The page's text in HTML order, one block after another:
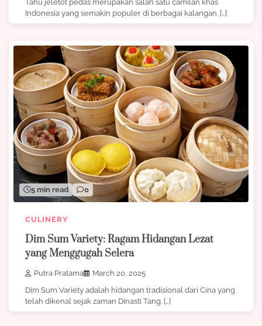
Tahu jeletot pedas merupakan salah satu camilan khas
Indonesia yang semakin populer di berbagai kalangan. […]
5 min read 0
CULINERY
Dim Sum Variety: Ragam Hidangan Lezat
yang Menggugah Selera
Putra Pratama
March 20, 2025
Dim Sum Variety adalah hidangan tradisional dari Cina yang
telah dikenal sejak zaman Dinasti Tang. […]